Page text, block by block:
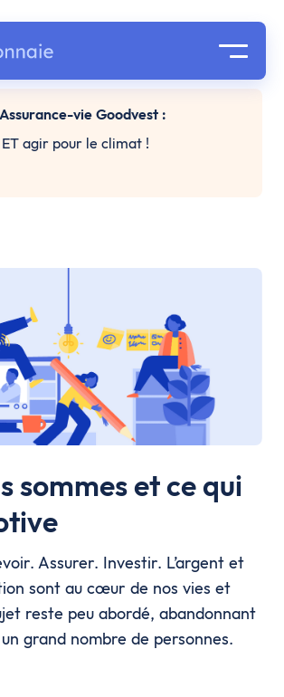
Assurance-vie Goodvest :
agir pour le climat !
sommes et ce qui
Assurer. Investir. L’argent et
sont au cœur de nos vies et
reste peu abordé, abandonnant
grand nombre de personnes.